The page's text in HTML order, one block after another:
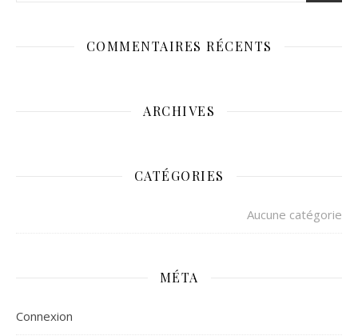
COMMENTAIRES RÉCENTS
ARCHIVES
CATÉGORIES
Aucune catégorie
MÉTA
Connexion